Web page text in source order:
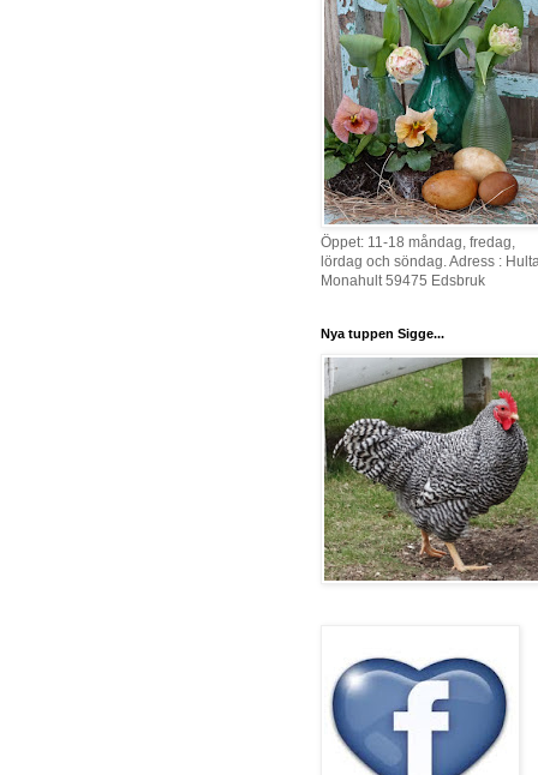
Öppet: 11-18 måndag, fredag,
lördag och söndag. Adress :
Monahult 59475 Edsbruk
Nya tuppen Sigge...